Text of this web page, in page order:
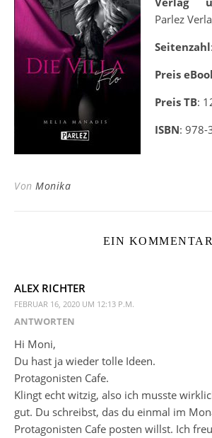
Parlez
Seitenzahl
Preis
Preis TB:
ISBN: 978-
Von Monika
EIN KOMMENTAR
ALEX RICHTER
FEBRUAR 16, 2020 UM 12:13 P.M.
ANTWORTEN
Hi Moni,
Du hast ja wieder tolle Ideen.
Protagonisten Cafe.
Klingt echt witzig, also ich musste
gut. Du schreibst, das du einmal im
Protagonisten Cafe posten willst. Ich